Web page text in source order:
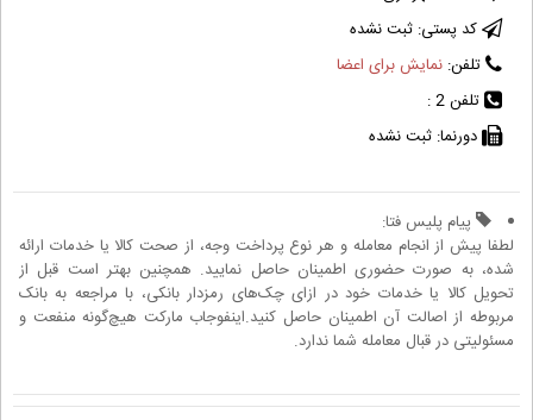
کد پستی: ثبت نشده
تلفن: نمایش برای اعضا
تلفن 2 :
دورنما: ثبت نشده
پیام پلیس فتا:
لطفا پیش از انجام معامله و هر نوع پرداخت وجه، از صحت کالا یا خدمات ارائه
شده، به صورت حضوری اطمینان حاصل نمایید. همچنین بهتر است قبل از
تحویل کالا یا خدمات خود در ازای چک‌های رمزدار بانکی، با مراجعه به بانک
مربوطه از اصالت آن اطمینان حاصل کنید.اینفوجاب مارکت هیچ‌گونه منفعت و
مسئولیتی در قبال معامله شما ندارد.